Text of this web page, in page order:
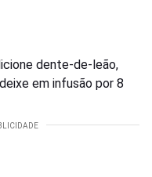
dente-de-leão,
em infusão por 8